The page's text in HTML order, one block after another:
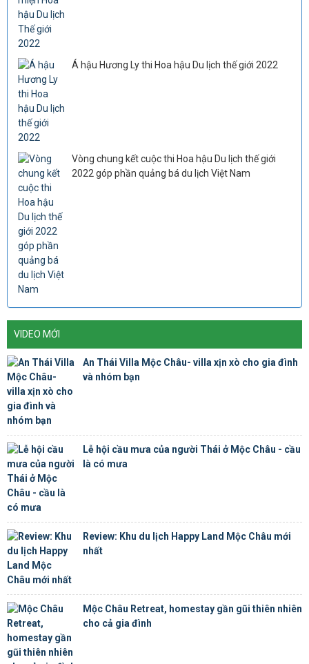
Á hậu Hương Ly thi Hoa hậu Du lịch thế giới 2022
Vòng chung kết cuộc thi Hoa hậu Du lịch thế giới
2022 góp phần quảng bá du lịch Việt Nam
VIDEO MỚI
An Thái Villa Mộc Châu- villa xịn xò cho gia đình
và nhóm bạn
Lễ hội cầu mưa của người Thái ở Mộc Châu - cầu
là có mưa
Review: Khu du lịch Happy Land Mộc Châu mới
nhất
Mộc Châu Retreat, homestay gần gũi thiên nhiên
cho cả gia đình